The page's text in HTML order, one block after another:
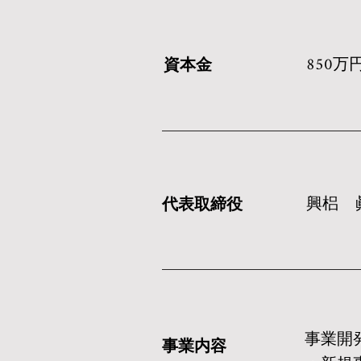
資本金 ​850万
代表取締役 興梠
事業内容
事業開